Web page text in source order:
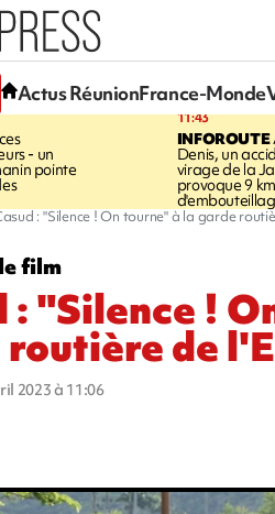
Actus RéunionFrance-Monde
- un
pointe
11:43
INFOROUTE
Denis, un
virage de la
provoque 9 km
: "Silence ! On tourne" à la garde
film
: "Silence !
routière de
2023 à 11:06